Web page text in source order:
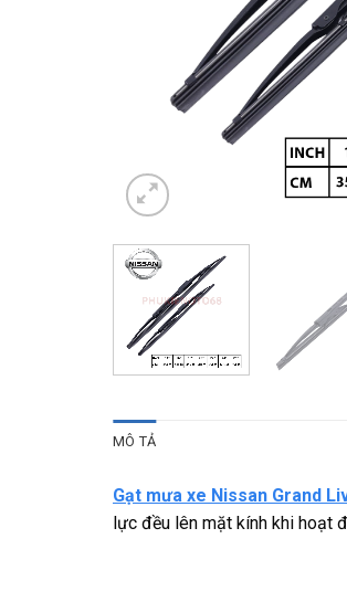
MÔ TẢ
Gạt mưa xe Nissan Grand
lực đều lên mặt kính khi hoạt